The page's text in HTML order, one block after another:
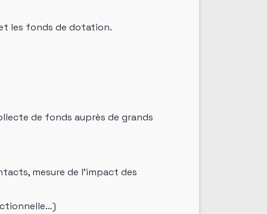
les fonds de dotation.
de fonds auprès de grands
mesure de l’impact des